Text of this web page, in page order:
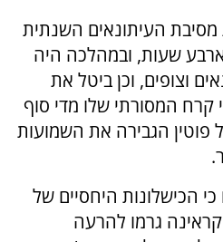
מסיבת העיתונאים השנתית
שעות, ובמהלכה היה
וצופים, וכן ביטל את
המסורתי שלו מדי סוף
פוטין הגבירה את השמועות
הכישלונות היחסיים של
גרמו להרעה